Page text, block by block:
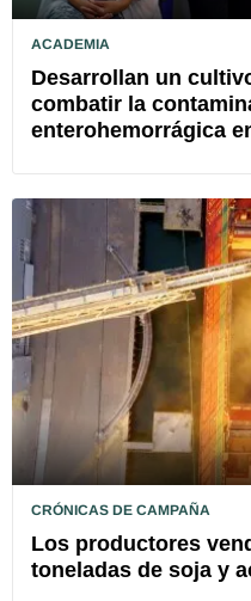
ACADEMIA
Desarrollan un
combatir la
enterohemorrágica
CRÓNICAS DE CAMPAÑA
Los productores
toneladas de soja y